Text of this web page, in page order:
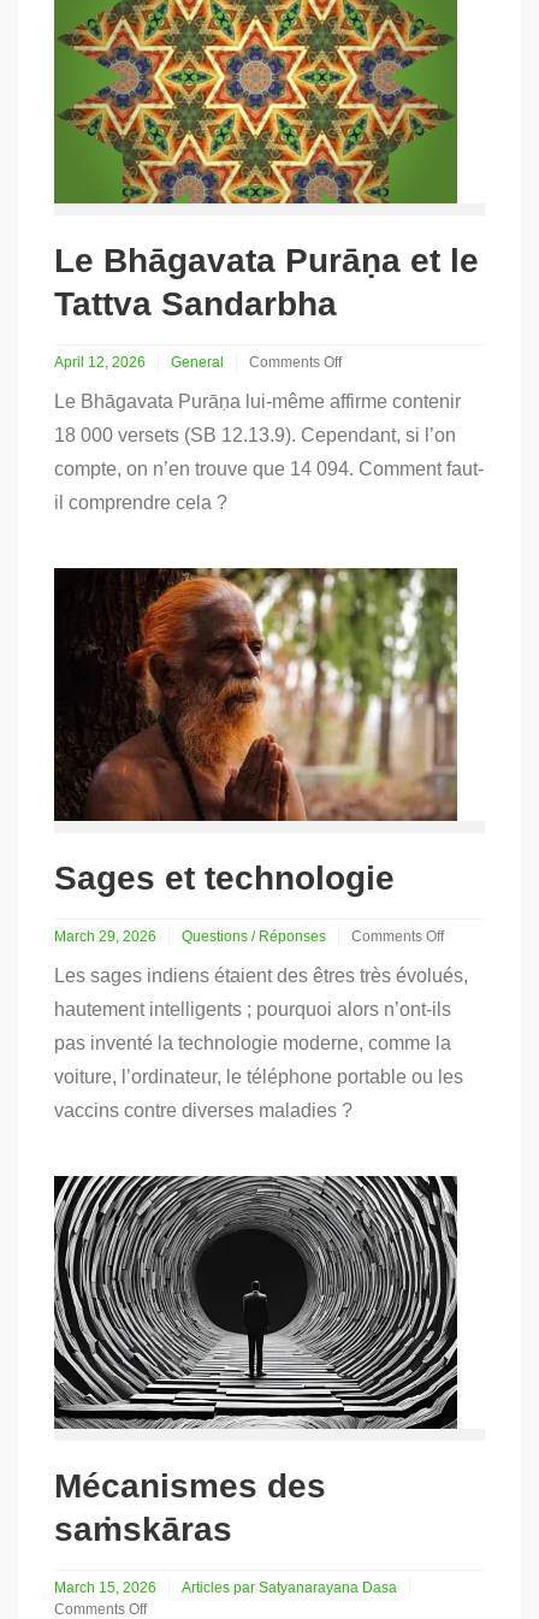
Le Bhāgavata Purāṇa et le
Tattva Sandarbha
April 12, 2026 General
Comments Off
Le
Bhāgavata
Purāṇa
et
Le Bhāgavata Purāṇa lui-même affirme contenir
18 000 versets (SB 12.13.9). Cependant, si l’on
compte, on n’en trouve que 14 094. Comment faut-
il comprendre cela ?
Sages et technologie
March 29, 2026 Questions / Réponses
Comments Off
Sages
et
technologie
Les sages indiens étaient des êtres très évolués,
hautement intelligents ; pourquoi alors n’ont-ils
pas inventé la technologie moderne, comme la
voiture, l’ordinateur, le téléphone portable ou les
vaccins contre diverses maladies ?
Mécanismes des
saṁskāras
March 15, 2026
Articles par Satyanarayana Dasa
Comments Off